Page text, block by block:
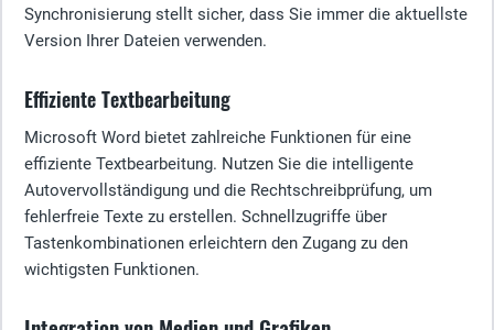
Synchronisierung stellt sicher, dass Sie immer die aktuellste
Version Ihrer Dateien verwenden.
Effiziente Textbearbeitung
Microsoft Word bietet zahlreiche Funktionen für eine
effiziente Textbearbeitung. Nutzen Sie die intelligente
Autovervollständigung und die Rechtschreibprüfung, um
fehlerfreie Texte zu erstellen. Schnellzugriffe über
Tastenkombinationen erleichtern den Zugang zu den
wichtigsten Funktionen.